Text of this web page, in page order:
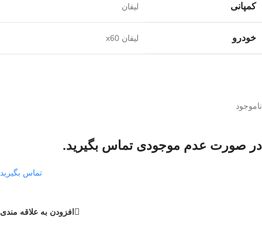
کمپانی لیفان
خودرو لیفان x60
ناموجود
در صورت عدم موجودی تماس بگیرید.
تماس بگیرید
افزودن به علاقه مندی